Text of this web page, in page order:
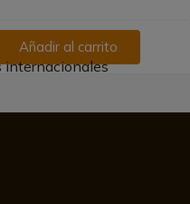
Añadir al carrito
internacionales